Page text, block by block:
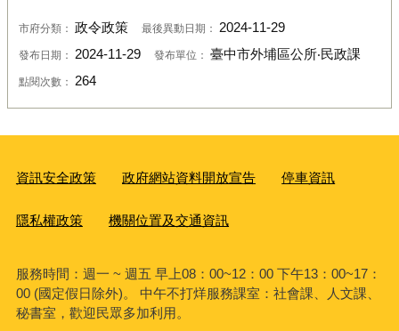
市府分類： 政令政策 最後異動日期： 2024-11-29
發布日期： 2024-11-29 發布單位： 臺中市外埔區公所‧民政課
點閱次數： 264
資訊安全政策 政府網站資料開放宣告 停車資訊
隱私權政策 機關位置及交通資訊
服務時間：週一 ~ 週五 早上08：00~12：00 下午13：00~17：
00 (國定假日除外)。 中午不打烊服務課室：社會課、人文課、
秘書室，歡迎民眾多加利用。